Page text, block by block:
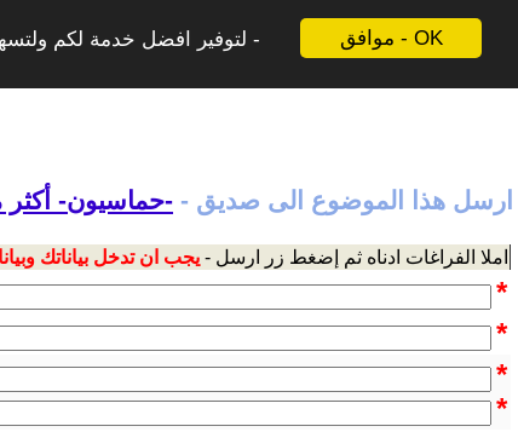
موافق - OK
لتوفير افضل خدمة لكم
ارسل هذا الموضوع الى صديق - -حماسيون-
املا الفراغات ادناه ثم إضغط زر ارسل - يجب ان تدخل بياناتك
*
*
*
*